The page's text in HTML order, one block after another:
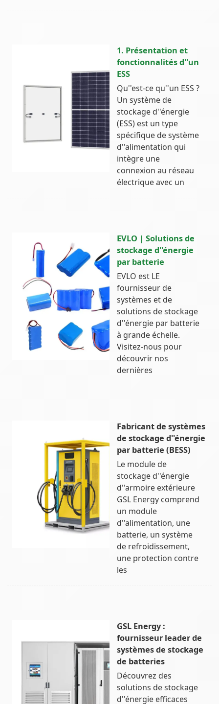
1. Présentation et
fonctionnalités d''un
ESS
Qu''est-ce qu''un ESS ?
Un système de
stockage d''énergie
(ESS) est un type
spécifique de système
d''alimentation qui
intègre une
connexion au réseau
électrique avec un
EVLO | Solutions de
stockage d''énergie
par batterie
EVLO est LE
fournisseur de
systèmes et de
solutions de stockage
d''énergie par batterie
à grande échelle.
Visitez-nous pour
découvrir nos
dernières
Fabricant de systèmes
de stockage d''énergie
par batterie (BESS)
Le module de
stockage d''énergie
d''armoire extérieure
GSL Energy comprend
un module
d''alimentation, une
batterie, un système
de refroidissement,
une protection contre
les
GSL Energy :
fournisseur leader de
systèmes de stockage
de batteries
Découvrez des
solutions de stockage
d''énergie efficaces